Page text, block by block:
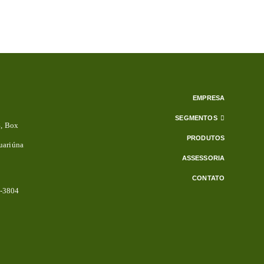
Box
3804
EMPRESA
SEGMENTOS
PRODUTOS
ASSESSORIA
CONTATO